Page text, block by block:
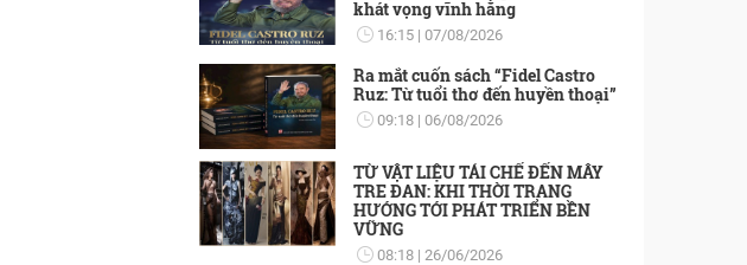
khát vọng vĩnh hằng
16:15 07/08/2026
Ra mắt cuốn sách “Fidel Castro
Ruz: Từ tuổi thơ đến huyền thoại”
09:18 06/08/2026
TỪ VẬT LIỆU TÁI CHẾ ĐẾN MÂY
TRE ĐAN: KHI THỜI TRANG
HƯỚNG TỚI PHÁT TRIỂN BỀN
VỮNG
08:18 26/06/2026